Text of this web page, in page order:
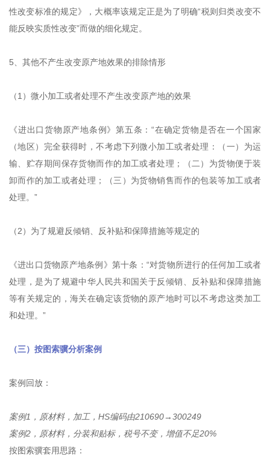
性改变标准的规定》，大概率该规定正是为了明确“税则归类改变不
能反映实质性改变”而做的细化规定。
5、其他不产生改变原产地效果的排除情形
（1）微小加工或者处理不产生改变原产地的效果
《进出口货物原产地条例》第五条：“在确定货物是否在一个国家
（地区）完全获得时，不考虑下列微小加工或者处理：（一）为运
输、贮存期间保存货物而作的加工或者处理；（二）为货物便于装
卸而作的加工或者处理；（三）为货物销售而作的包装等加工或者
处理。”
（2）为了规避反倾销、反补贴和保障措施等规定的
《进出口货物原产地条例》第十条：“对货物所进行的任何加工或者
处理，是为了规避中华人民共和国关于反倾销、反补贴和保障措施
等有关规定的，海关在确定该货物的原产地时可以不考虑这类加工
和处理。”
（三）按图索骥分析案例
案例回放：
案例1，原材料，加工，HS编码由210690→300249
案例2，原材料，分装和贴标，税号不变，增值不足20%
按图索骥套用思路：